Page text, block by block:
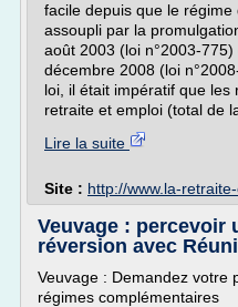
facile depuis que le
assoupli par la
août 2003 (loi n°2003-
décembre 2008 (loi
loi, il était impératif que
retraite et emploi (total de
Lire la suite
Site : http://www.la-
Veuvage : percevoir
réversion avec
Veuvage : Demandez votre
régimes complémentaires